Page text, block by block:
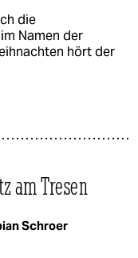
die
Namen der
hört der
am Tresen
Schroer